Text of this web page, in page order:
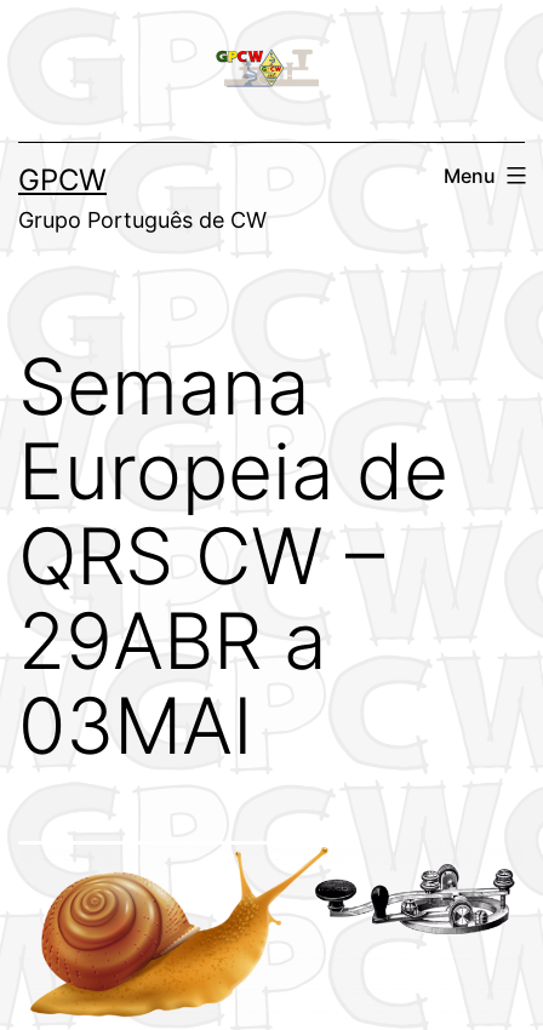
conteúdo
GPCW
Grupo Português de CW
Menu
Semana
Europeia de
QRS CW –
29ABR a
03MAI